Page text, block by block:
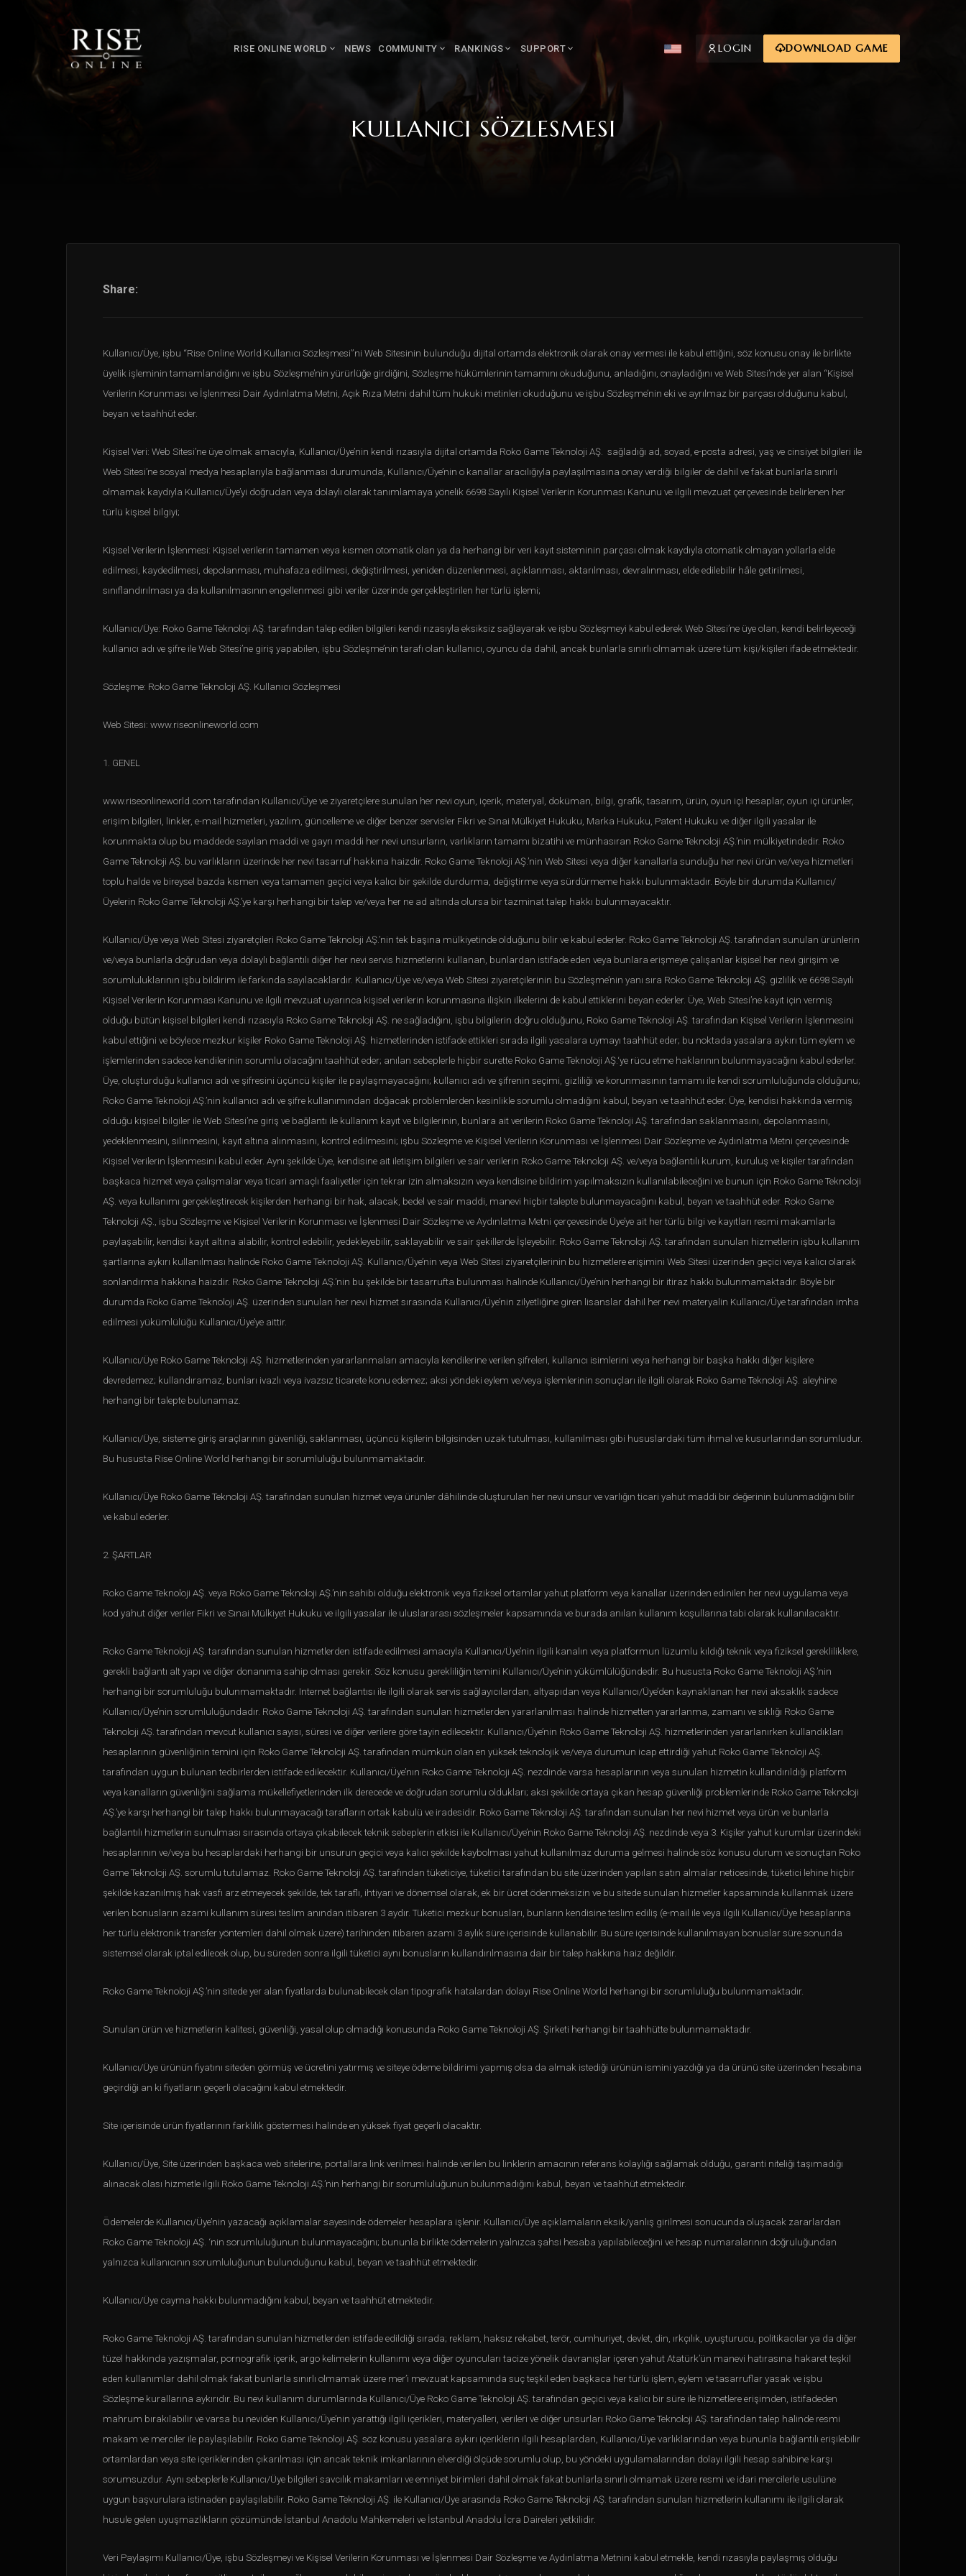
RISE ONLINE WORLD NEWS COMMUNITY RANKINGS SUPPORT LOGIN DOWNLOAD GAME
KULLANICI SÖZLESMESI
Share:
Kullanıcı/Üye, işbu “Rise Online World Kullanıcı Sözleşmesi”ni Web Sitesinin bulunduğu dijital ortamda elektronik olarak onay vermesi ile kabul ettiğini, söz konusu onay ile birlikte
üyelik işleminin tamamlandığını ve işbu Sözleşme’nin yürürlüğe girdiğini, Sözleşme hükümlerinin tamamını okuduğunu, anladığını, onayladığını ve Web Sitesi’nde yer alan “Kişisel
Verilerin Korunması ve İşlenmesi Dair Aydınlatma Metni, Açık Rıza Metni dahil tüm hukuki metinleri okuduğunu ve işbu Sözleşme’nin eki ve ayrılmaz bir parçası olduğunu kabul,
beyan ve taahhüt eder.
Kişisel Veri: Web Sitesi’ne üye olmak amacıyla, Kullanıcı/Üye’nin kendi rızasıyla dijital ortamda Roko Game Teknoloji AŞ. sağladığı ad, soyad, e-posta adresi, yaş ve cinsiyet bilgileri ile
Web Sitesi’ne sosyal medya hesaplarıyla bağlanması durumunda, Kullanıcı/Üye’nin o kanallar aracılığıyla paylaşılmasına onay verdiği bilgiler de dahil ve fakat bunlarla sınırlı
olmamak kaydıyla Kullanıcı/Üye’yi doğrudan veya dolaylı olarak tanımlamaya yönelik 6698 Sayılı Kişisel Verilerin Korunması Kanunu ve ilgili mevzuat çerçevesinde belirlenen her
türlü kişisel bilgiyi;
Kişisel Verilerin İşlenmesi: Kişisel verilerin tamamen veya kısmen otomatik olan ya da herhangi bir veri kayıt sisteminin parçası olmak kaydıyla otomatik olmayan yollarla elde
edilmesi, kaydedilmesi, depolanması, muhafaza edilmesi, değiştirilmesi, yeniden düzenlenmesi, açıklanması, aktarılması, devralınması, elde edilebilir hâle getirilmesi,
sınıflandırılması ya da kullanılmasının engellenmesi gibi veriler üzerinde gerçekleştirilen her türlü işlemi;
Kullanıcı/Üye: Roko Game Teknoloji AŞ. tarafından talep edilen bilgileri kendi rızasıyla eksiksiz sağlayarak ve işbu Sözleşmeyi kabul ederek Web Sitesi’ne üye olan, kendi belirleyeceği
kullanıcı adı ve şifre ile Web Sitesi’ne giriş yapabilen, işbu Sözleşme’nin tarafı olan kullanıcı, oyuncu da dahil, ancak bunlarla sınırlı olmamak üzere tüm kişi/kişileri ifade etmektedir.
Sözleşme: Roko Game Teknoloji AŞ. Kullanıcı Sözleşmesi
Web Sitesi: www.riseonlineworld.com
1. GENEL
www.riseonlineworld.com tarafından Kullanıcı/Üye ve ziyaretçilere sunulan her nevi oyun, içerik, materyal, doküman, bilgi, grafik, tasarım, ürün, oyun içi hesaplar, oyun içi ürünler,
erişim bilgileri, linkler, e-mail hizmetleri, yazılım, güncelleme ve diğer benzer servisler Fikri ve Sınai Mülkiyet Hukuku, Marka Hukuku, Patent Hukuku ve diğer ilgili yasalar ile
korunmakta olup bu maddede sayılan maddi ve gayrı maddi her nevi unsurların, varlıkların tamamı bizatihi ve münhasıran Roko Game Teknoloji AŞ.’nin mülkiyetindedir. Roko
Game Teknoloji AŞ. bu varlıkların üzerinde her nevi tasarruf hakkına haizdir. Roko Game Teknoloji AŞ.’nin Web Sitesi veya diğer kanallarla sunduğu her nevi ürün ve/veya hizmetleri
toplu halde ve bireysel bazda kısmen veya tamamen geçici veya kalıcı bir şekilde durdurma, değiştirme veya sürdürmeme hakkı bulunmaktadır. Böyle bir durumda Kullanıcı/
Üyelerin Roko Game Teknoloji AŞ.’ye karşı herhangi bir talep ve/veya her ne ad altında olursa bir tazminat talep hakkı bulunmayacaktır.
Kullanıcı/Üye veya Web Sitesi ziyaretçileri Roko Game Teknoloji AŞ.’nin tek başına mülkiyetinde olduğunu bilir ve kabul ederler. Roko Game Teknoloji AŞ. tarafından sunulan ürünlerin
ve/veya bunlarla doğrudan veya dolaylı bağlantılı diğer her nevi servis hizmetlerini kullanan, bunlardan istifade eden veya bunlara erişmeye çalışanlar kişisel her nevi girişim ve
sorumluluklarının işbu bildirim ile farkında sayılacaklardır. Kullanıcı/Üye ve/veya Web Sitesi ziyaretçilerinin bu Sözleşme’nin yanı sıra Roko Game Teknoloji AŞ. gizlilik ve 6698 Sayılı
Kişisel Verilerin Korunması Kanunu ve ilgili mevzuat uyarınca kişisel verilerin korunmasına ilişkin ilkelerini de kabul ettiklerini beyan ederler. Üye, Web Sitesi’ne kayıt için vermiş
olduğu bütün kişisel bilgileri kendi rızasıyla Roko Game Teknoloji AŞ. ne sağladığını, işbu bilgilerin doğru olduğunu, Roko Game Teknoloji AŞ. tarafından Kişisel Verilerin İşlenmesini
kabul ettiğini ve böylece mezkur kişiler Roko Game Teknoloji AŞ. hizmetlerinden istifade ettikleri sırada ilgili yasalara uymayı taahhüt eder; bu noktada yasalara aykırı tüm eylem ve
işlemlerinden sadece kendilerinin sorumlu olacağını taahhüt eder; anılan sebeplerle hiçbir surette Roko Game Teknoloji AŞ.‘ye rücu etme haklarının bulunmayacağını kabul ederler.
Üye, oluşturduğu kullanıcı adı ve şifresini üçüncü kişiler ile paylaşmayacağını; kullanıcı adı ve şifrenin seçimi, gizliliği ve korunmasının tamamı ile kendi sorumluluğunda olduğunu;
Roko Game Teknoloji AŞ.’nin kullanıcı adı ve şifre kullanımından doğacak problemlerden kesinlikle sorumlu olmadığını kabul, beyan ve taahhüt eder. Üye, kendisi hakkında vermiş
olduğu kişisel bilgiler ile Web Sitesi’ne giriş ve bağlantı ile kullanım kayıt ve bilgilerinin, bunlara ait verilerin Roko Game Teknoloji AŞ. tarafından saklanmasını, depolanmasını,
yedeklenmesini, silinmesini, kayıt altına alınmasını, kontrol edilmesini; işbu Sözleşme ve Kişisel Verilerin Korunması ve İşlenmesi Dair Sözleşme ve Aydınlatma Metni çerçevesinde
Kişisel Verilerin İşlenmesini kabul eder. Aynı şekilde Üye, kendisine ait iletişim bilgileri ve sair verilerin Roko Game Teknoloji AŞ. ve/veya bağlantılı kurum, kuruluş ve kişiler tarafından
başkaca hizmet veya çalışmalar veya ticari amaçlı faaliyetler için tekrar izin almaksızın veya kendisine bildirim yapılmaksızın kullanılabileceğini ve bunun için Roko Game Teknoloji
AŞ. veya kullanımı gerçekleştirecek kişilerden herhangi bir hak, alacak, bedel ve sair maddi, manevi hiçbir talepte bulunmayacağını kabul, beyan ve taahhüt eder. Roko Game
Teknoloji AŞ., işbu Sözleşme ve Kişisel Verilerin Korunması ve İşlenmesi Dair Sözleşme ve Aydınlatma Metni çerçevesinde Üye’ye ait her türlü bilgi ve kayıtları resmi makamlarla
paylaşabilir, kendisi kayıt altına alabilir, kontrol edebilir, yedekleyebilir, saklayabilir ve sair şekillerde İşleyebilir. Roko Game Teknoloji AŞ. tarafından sunulan hizmetlerin işbu kullanım
şartlarına aykırı kullanılması halinde Roko Game Teknoloji AŞ. Kullanıcı/Üye’nin veya Web Sitesi ziyaretçilerinin bu hizmetlere erişimini Web Sitesi üzerinden geçici veya kalıcı olarak
sonlandırma hakkına haizdir. Roko Game Teknoloji AŞ.’nin bu şekilde bir tasarrufta bulunması halinde Kullanıcı/Üye’nin herhangi bir itiraz hakkı bulunmamaktadır. Böyle bir
durumda Roko Game Teknoloji AŞ. üzerinden sunulan her nevi hizmet sırasında Kullanıcı/Üye’nin zilyetliğine giren lisanslar dahil her nevi materyalin Kullanıcı/Üye tarafından imha
edilmesi yükümlülüğü Kullanıcı/Üye’ye aittir.
Kullanıcı/Üye Roko Game Teknoloji AŞ. hizmetlerinden yararlanmaları amacıyla kendilerine verilen şifreleri, kullanıcı isimlerini veya herhangi bir başka hakkı diğer kişilere
devredemez; kullandıramaz, bunları ivazlı veya ivazsız ticarete konu edemez; aksi yöndeki eylem ve/veya işlemlerinin sonuçları ile ilgili olarak Roko Game Teknoloji AŞ. aleyhine
herhangi bir talepte bulunamaz.
Kullanıcı/Üye, sisteme giriş araçlarının güvenliği, saklanması, üçüncü kişilerin bilgisinden uzak tutulması, kullanılması gibi hususlardaki tüm ihmal ve kusurlarından sorumludur.
Bu hususta Rise Online World herhangi bir sorumluluğu bulunmamaktadır.
Kullanıcı/Üye Roko Game Teknoloji AŞ. tarafından sunulan hizmet veya ürünler dâhilinde oluşturulan her nevi unsur ve varlığın ticari yahut maddi bir değerinin bulunmadığını bilir
ve kabul ederler.
2. ŞARTLAR
Roko Game Teknoloji AŞ. veya Roko Game Teknoloji AŞ.’nin sahibi olduğu elektronik veya fiziksel ortamlar yahut platform veya kanallar üzerinden edinilen her nevi uygulama veya
kod yahut diğer veriler Fikri ve Sınai Mülkiyet Hukuku ve ilgili yasalar ile uluslararası sözleşmeler kapsamında ve burada anılan kullanım koşullarına tabi olarak kullanılacaktır.
Roko Game Teknoloji AŞ. tarafından sunulan hizmetlerden istifade edilmesi amacıyla Kullanıcı/Üye’nin ilgili kanalın veya platformun lüzumlu kıldığı teknik veya fiziksel gerekliliklere,
gerekli bağlantı alt yapı ve diğer donanıma sahip olması gerekir. Söz konusu gerekliliğin temini Kullanıcı/Üye’nin yükümlülüğündedir. Bu hususta Roko Game Teknoloji AŞ.’nin
herhangi bir sorumluluğu bulunmamaktadır. Internet bağlantısı ile ilgili olarak servis sağlayıcılardan, altyapıdan veya Kullanıcı/Üye’den kaynaklanan her nevi aksaklık sadece
Kullanıcı/Üye’nin sorumluluğundadır. Roko Game Teknoloji AŞ. tarafından sunulan hizmetlerden yararlanılması halinde hizmetten yararlanma, zamanı ve sıklığı Roko Game
Teknoloji AŞ. tarafından mevcut kullanıcı sayısı, süresi ve diğer verilere göre tayin edilecektir. Kullanıcı/Üye’nin Roko Game Teknoloji AŞ. hizmetlerinden yararlanırken kullandıkları
hesaplarının güvenliğinin temini için Roko Game Teknoloji AŞ. tarafından mümkün olan en yüksek teknolojik ve/veya durumun icap ettirdiği yahut Roko Game Teknoloji AŞ.
tarafından uygun bulunan tedbirlerden istifade edilecektir. Kullanıcı/Üye’nın Roko Game Teknoloji AŞ. nezdinde varsa hesaplarının veya sunulan hizmetin kullandırıldığı platform
veya kanalların güvenliğini sağlama mükellefiyetlerinden ilk derecede ve doğrudan sorumlu oldukları; aksi şekilde ortaya çıkan hesap güvenliği problemlerinde Roko Game Teknoloji
AŞ.’ye karşı herhangi bir talep hakkı bulunmayacağı tarafların ortak kabulü ve iradesidir. Roko Game Teknoloji AŞ. tarafından sunulan her nevi hizmet veya ürün ve bunlarla
bağlantılı hizmetlerin sunulması sırasında ortaya çıkabilecek teknik sebeplerin etkisi ile Kullanıcı/Üye’nin Roko Game Teknoloji AŞ. nezdinde veya 3. Kişiler yahut kurumlar üzerindeki
hesaplarının ve/veya bu hesaplardaki herhangi bir unsurun geçici veya kalıcı şekilde kaybolması yahut kullanılmaz duruma gelmesi halinde söz konusu durum ve sonuçtan Roko
Game Teknoloji AŞ. sorumlu tutulamaz. Roko Game Teknoloji AŞ. tarafından tüketiciye, tüketici tarafından bu site üzerinden yapılan satın almalar neticesinde, tüketici lehine hiçbir
şekilde kazanılmış hak vasfı arz etmeyecek şekilde, tek taraflı, ihtiyari ve dönemsel olarak, ek bir ücret ödenmeksizin ve bu sitede sunulan hizmetler kapsamında kullanmak üzere
verilen bonusların azami kullanım süresi teslim anından itibaren 3 aydır. Tüketici mezkur bonusları, bunların kendisine teslim ediliş (e-mail ile veya ilgili Kullanıcı/Üye hesaplarına
her türlü elektronik transfer yöntemleri dahil olmak üzere) tarihinden itibaren azami 3 aylık süre içerisinde kullanabilir. Bu süre içerisinde kullanılmayan bonuslar süre sonunda
sistemsel olarak iptal edilecek olup, bu süreden sonra ilgili tüketici aynı bonusların kullandırılmasına dair bir talep hakkına haiz değildir.
Roko Game Teknoloji AŞ.’nin sitede yer alan fiyatlarda bulunabilecek olan tipografik hatalardan dolayı Rise Online World herhangi bir sorumluluğu bulunmamaktadır.
Sunulan ürün ve hizmetlerin kalitesi, güvenliği, yasal olup olmadığı konusunda Roko Game Teknoloji AŞ. Şirketi herhangi bir taahhütte bulunmamaktadır.
Kullanıcı/Üye ürünün fiyatını siteden görmüş ve ücretini yatırmış ve siteye ödeme bildirimi yapmış olsa da almak istediği ürünün ismini yazdığı ya da ürünü site üzerinden hesabına
geçirdiği an ki fiyatların geçerli olacağını kabul etmektedir.
Site içerisinde ürün fiyatlarının farklılık göstermesi halinde en yüksek fiyat geçerli olacaktır.
Kullanıcı/Üye, Site üzerinden başkaca web sitelerine, portallara link verilmesi halinde verilen bu linklerin amacının referans kolaylığı sağlamak olduğu, garanti niteliği taşımadığı
alınacak olası hizmetle ilgili Roko Game Teknoloji AŞ.’nin herhangi bir sorumluluğunun bulunmadığını kabul, beyan ve taahhüt etmektedir.
Ödemelerde Kullanıcı/Üye’nin yazacağı açıklamalar sayesinde ödemeler hesaplara işlenir. Kullanıcı/Üye açıklamaların eksik/yanlış girilmesi sonucunda oluşacak zararlardan
Roko Game Teknoloji AŞ. ‘nin sorumluluğunun bulunmayacağını; bununla birlikte ödemelerin yalnızca şahsi hesaba yapılabileceğini ve hesap numaralarının doğruluğundan
yalnızca kullanıcının sorumluluğunun bulunduğunu kabul, beyan ve taahhüt etmektedir.
Kullanıcı/Üye cayma hakkı bulunmadığını kabul, beyan ve taahhüt etmektedir.
Roko Game Teknoloji AŞ. tarafından sunulan hizmetlerden istifade edildiği sırada; reklam, haksız rekabet, terör, cumhuriyet, devlet, din, ırkçılık, uyuşturucu, politikacılar ya da diğer
tüzel hakkında yazışmalar, pornografik içerik, argo kelimelerin kullanımı veya diğer oyuncuları tacize yönelik davranışlar içeren yahut Atatürk’ün manevi hatırasına hakaret teşkil
eden kullanımlar dahil olmak fakat bunlarla sınırlı olmamak üzere mer’i mevzuat kapsamında suç teşkil eden başkaca her türlü işlem, eylem ve tasarruflar yasak ve işbu
Sözleşme kurallarına aykırıdır. Bu nevi kullanım durumlarında Kullanıcı/Üye Roko Game Teknoloji AŞ. tarafından geçici veya kalıcı bir süre ile hizmetlere erişimden, istifadeden
mahrum bırakılabilir ve varsa bu neviden Kullanıcı/Üye’nin yarattığı ilgili içerikleri, materyalleri, verileri ve diğer unsurları Roko Game Teknoloji AŞ. tarafından talep halinde resmi
makam ve merciler ile paylaşılabilir. Roko Game Teknoloji AŞ. söz konusu yasalara aykırı içeriklerin ilgili hesaplardan, Kullanıcı/Üye varlıklarından veya bununla bağlantılı erişilebilir
ortamlardan veya site içeriklerinden çıkarılması için ancak teknik imkanlarının elverdiği ölçüde sorumlu olup, bu yöndeki uygulamalarından dolayı ilgili hesap sahibine karşı
sorumsuzdur. Aynı sebeplerle Kullanıcı/Üye bilgileri savcılık makamları ve emniyet birimleri dahil olmak fakat bunlarla sınırlı olmamak üzere resmi ve idari mercilerle usulüne
uygun başvurulara istinaden paylaşılabilir. Roko Game Teknoloji AŞ. ile Kullanıcı/Üye arasında Roko Game Teknoloji AŞ. tarafından sunulan hizmetlerin kullanımı ile ilgili olarak
husule gelen uyuşmazlıkların çözümünde İstanbul Anadolu Mahkemeleri ve İstanbul Anadolu İcra Daireleri yetkilidir.
Veri Paylaşımı Kullanıcı/Üye, işbu Sözleşmeyi ve Kişisel Verilerin Korunması ve İşlenmesi Dair Sözleşme ve Aydınlatma Metnini kabul etmekle, kendi rızasıyla paylaşmış olduğu